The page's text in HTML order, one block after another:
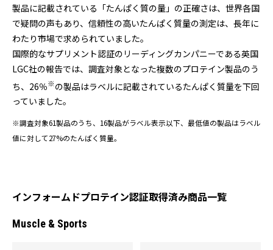
製品に記載されている「たんぱく質の量」の正確さは、世界各国
で疑問の声もあり、信頼性の高いたんぱく質量の測定は、長年に
わたり市場で求められていました。
国際的なサプリメント認証のリーディングカンパニーである英国
LGC社の報告では、調査対象となった複数のプロテイン製品のう
ち、26％※の製品はラベルに記載されているたんぱく質量を下回
っていました。
※調査対象61製品のうち、16製品がラベル表示以下、最低値の製品はラベル
値に対して27%のたんぱく質量。
インフォームドプロテイン認証取得済み商品一覧
Muscle & Sports